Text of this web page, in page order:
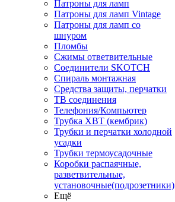
Патроны для ламп
Патроны для ламп Vintage
Патроны для ламп со
шнуром
Пломбы
Сжимы ответвительные
Соединители SKOTCH
Спираль монтажная
Средства защиты, перчатки
ТВ соединения
Телефония/Компьютер
Трубка ХВТ (кембрик)
Трубки и перчатки холодной
усадки
Трубки термоусадочные
Коробки распаячные,
разветвительные,
установочные(подрозетники)
Ещё